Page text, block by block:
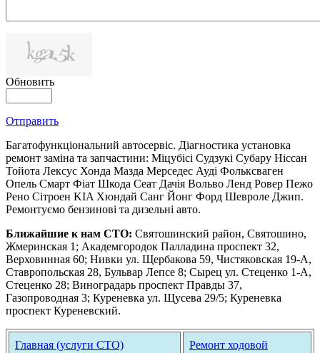
Обновить
Отправить
Багатофункціональний автосервіс. Діагностика установка
ремонт заміна та запчастини: Міцубісі Судзукі Субару Ніссан
Тойота Лексус Хонда Мазда Мерседес Ауді Фольксваген
Опель Смарт Фіат Шкода Сеат Дачія Вольво Ленд Ровер Пежо
Рено Сітроен KIA Хюндай Санг Йонг Форд Шевроле Джип.
Ремонтуємо бензинові та дизельні авто.
Ближайшие к нам СТО: Святошинский район, Святошино,
Жмеринская 1; Академгородок Палладина проспект 32,
Верховинная 60; Нивки ул. Щербакова 59, Чистяковская 19-А,
Ставропольская 28, Бульвар Лепсе 8; Сырец ул. Стеценко 1-А,
Стеценко 28; Виноградарь проспект Правды 37,
Газопроводная 3; Куреневка ул. Щусева 29/5; Куреневка
проспект Куреневский.
Главная (услуги СТО)
Ремонт ходовой